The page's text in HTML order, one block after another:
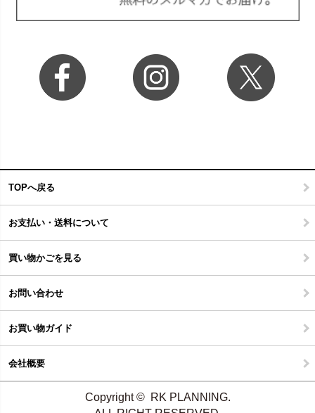
TOPへ戻る
お支払い・送料について
買い物かごを見る
お問い合わせ
お買い物ガイド
会社概要
Copyright © RK PLANNING.